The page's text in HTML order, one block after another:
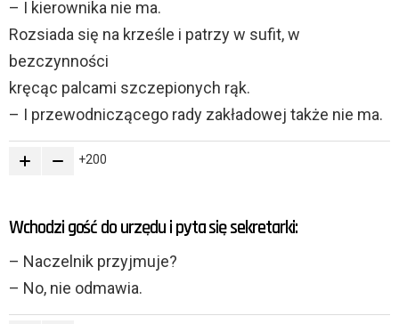
– I kierownika nie ma.
Rozsiada się na krześle i patrzy w sufit, w
bezczynności
kręcąc palcami szczepionych rąk.
– I przewodniczącego rady zakładowej także nie ma.
200
Wchodzi gość do urzędu i pyta się sekretarki:
– Naczelnik przyjmuje?
– No, nie odmawia.